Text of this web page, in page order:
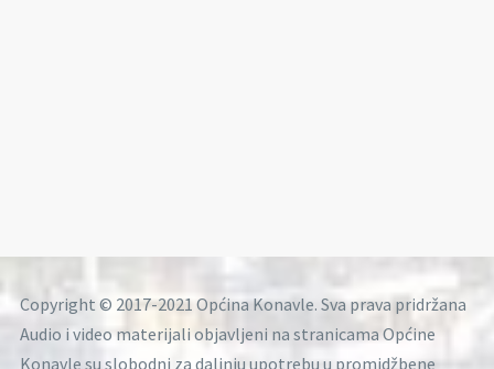
Copyright © 2017-2021 Općina Konavle. Sva prava pridržana
Audio i video materijali objavljeni na stranicama Općine
Konavle su slobodni za daljnju upotrebu u promidžbene